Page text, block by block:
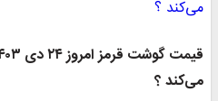
می‌کند ؟